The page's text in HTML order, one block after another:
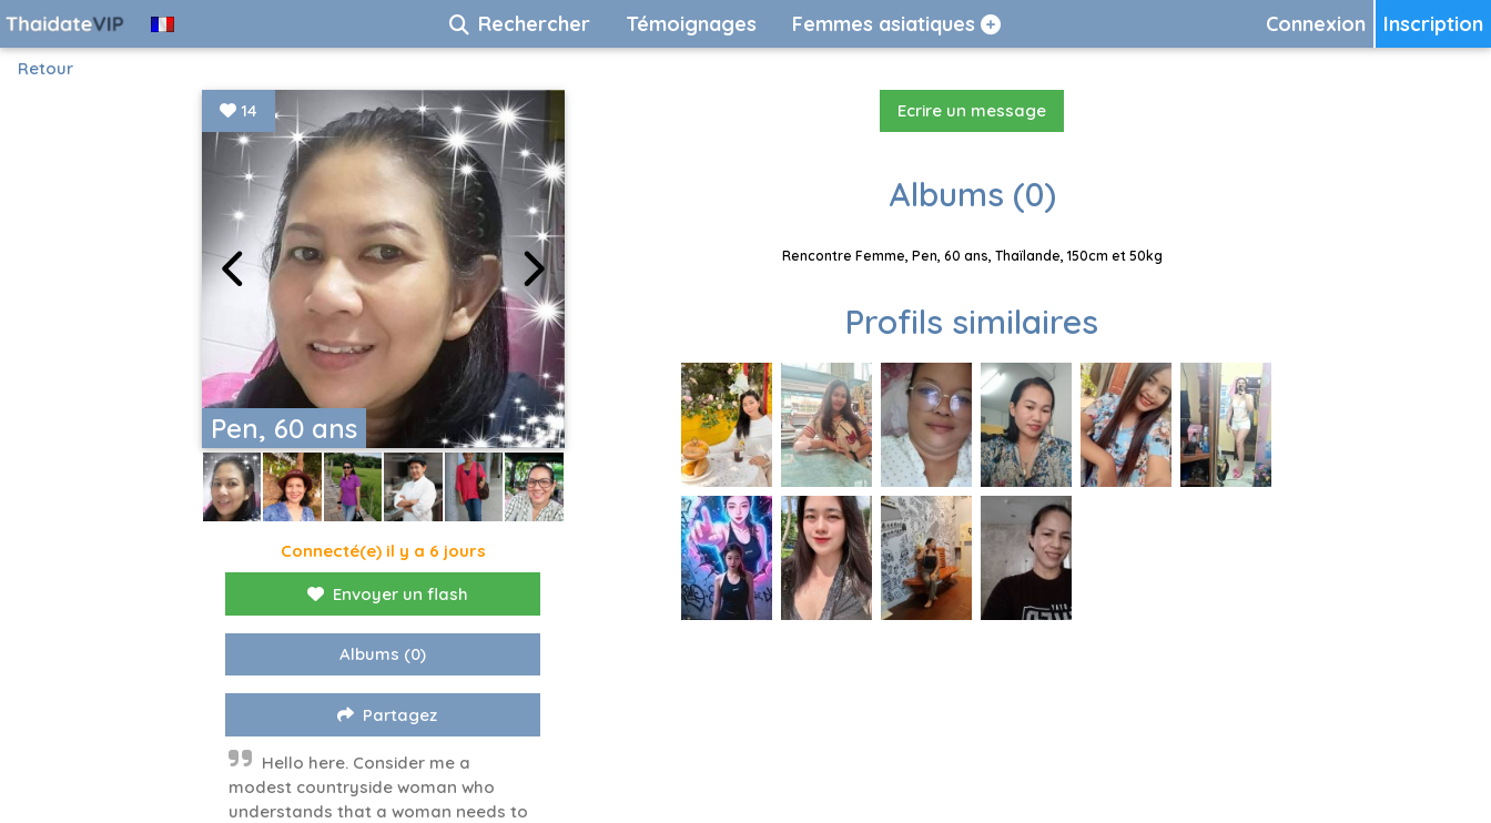
Inscription
Connexion
Rechercher Témoignages Femmes asiatiques
Retour
Pen, 60 ans
14
Connecté(e) il y a 6 jours
Envoyer un flash
Albums (0)
Partagez
Hello here. Consider me a
modest countryside woman who
understands that a woman needs to
Ecrire un message
Albums (0)
Rencontre Femme, Pen, 60 ans, Thaïlande, 150cm et 50kg
Profils similaires